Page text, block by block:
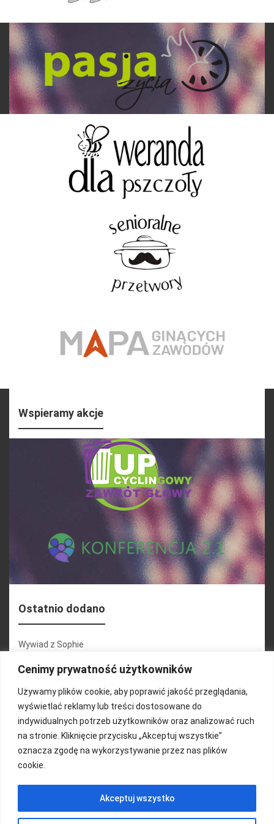
Cenimy prywatność użytkowników
Używamy plików cookie, aby poprawić jakość przeglądania,
wyświetlać reklamy lub treści dostosowane do
indywidualnych potrzeb użytkowników oraz analizować ruch
na stronie. Kliknięcie przycisku „Akceptuj wszystkie”
oznacza zgodę na wykorzystywanie przez nas plików
cookie.
Akceptuj wszystko
Wspieramy akcje
Ostatnio dodano
Wywiad z Sophie
Konferencja 2.1
Martyna Wojciechowska
Relacja zdjęciowa 25.09.2024r (cz.2)
Wywiady z uczestnikami
FUNDACJA KOLOROWO